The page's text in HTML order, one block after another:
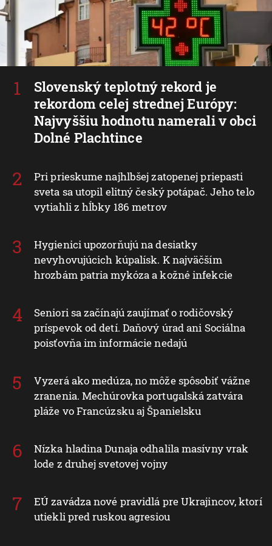
Slovenský teplotný rekord je
rekordom celej strednej Európy:
Najvyššiu hodnotu namerali v obci
Dolné Plachtince
Pri prieskume najhlbšej zatopenej priepasti
sveta sa utopil elitný český potápač. Jeho telo
vytiahli z hĺbky 186 metrov
Hygienici upozorňujú na desiatky
nevyhovujúcich kúpalísk. K najväčším
hrozbám patria mykóza a kožné infekcie
Seniori sa začínajú zaujímať o rodičovský
príspevok od detí. Daňový úrad ani Sociálna
poisťovňa im informácie nedajú
Vyzerá ako medúza, no môže spôsobiť vážne
zranenia. Mechúrovka portugalská zatvára
pláže vo Francúzsku aj Španielsku
Nízka hladina Dunaja odhalila masívny vrak
lode z druhej svetovej vojny
EÚ zavádza nové pravidlá pre Ukrajincov, ktorí
utiekli pred ruskou agresiou